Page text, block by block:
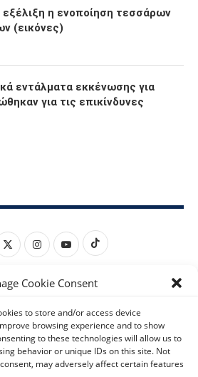
Cookie Consent
to store and/or access device
browsing experience and to show
to these technologies will allow us to
behavior or unique IDs on this site. Not
may adversely affect certain features
περισσότερο εκτεθειμένοι σε
λαμβάνουν λιγότερα μέτρα
η ενοποίηση τεσσάρων
(εικόνες)
εντάλματα εκκένωσης για
για τις επικίνδυνες